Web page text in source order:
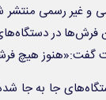
فرش‌ها در
جا به جا